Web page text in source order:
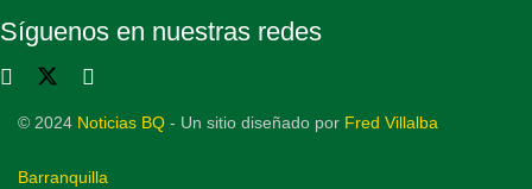
Síguenos en nuestras redes
© 2024 Noticias BQ - Un sitio diseñado por Fred Villalba
Barranquilla